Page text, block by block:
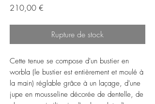
210,00 €
Rupture de stock
Cette tenue se compose d'un bustier en
worbla (le bustier est entièrement et moulé à
la main) réglable grâce à un laçage, d'une
jupe en mousseline décorée de dentelle, de